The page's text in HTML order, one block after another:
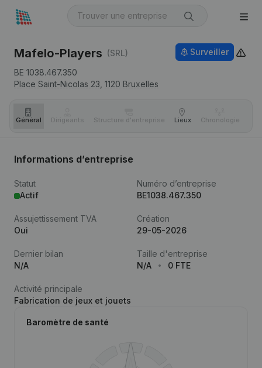
Mafelo-Players (SRL)
BE 1038.467.350
Place Saint-Nicolas 23, 1120 Bruxelles
Surveiller
Général Dirigeants Structure d'entreprise Lieux Chronologie
Informations d’entreprise
Statut
Actif
Numéro d’entreprise
BE1038.467.350
Assujettissement TVA
Oui
Création
29-05-2026
Dernier bilan
N/A
Taille d'entreprise
N/A
0 FTE
Activité principale
Fabrication de jeux et jouets
Baromètre de santé